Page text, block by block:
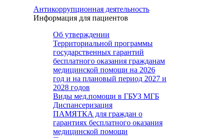
Антикоррупционная деятельность
Информация для пациентов
Об утверждении
Территориальной программы
государственных гарантий
бесплатного оказания гражданам
медицинской помощи на 2026
год и на плановый период 2027 и
2028 годов
Виды мед.помощи в ГБУЗ МГБ
Диспансеризация
ПАМЯТКА для граждан о
гарантиях бесплатного оказания
медицинской помощи